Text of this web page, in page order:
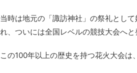
当時は地元の「諏訪神社」の祭礼とし
れ、ついには全国レベルの競技大会へと
この100年以上の歴史を持つ花火大会は